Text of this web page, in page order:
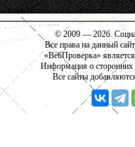
© 2009 — 2026.
Все права на данный
«ВебПроверка»
Информация о сторонних
Все сайты